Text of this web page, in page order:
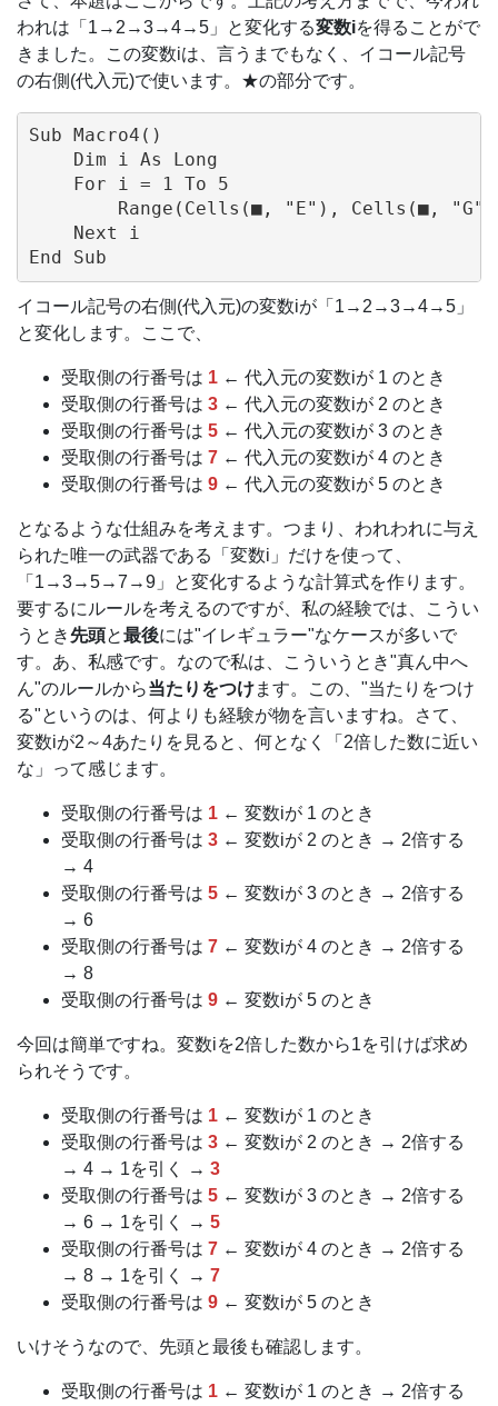
われは「1→2→3→4→5」と変化する変数iを得ることがで
きました。この変数iは、言うまでもなく、イコール記号
の右側(代入元)で使います。★の部分です。
Sub Macro4()
    Dim i As Long
    For i = 1 To 5
Range(Cells(■, "E"), Cells(■,
    Next i
イコール記号の右側(代入元)の変数iが「1→2→3→4→5」
と変化します。ここで、
受取側の行番号は 1 ← 代入元の変数iが 1 のとき
受取側の行番号は 3 ← 代入元の変数iが 2 のとき
受取側の行番号は 5 ← 代入元の変数iが 3 のとき
受取側の行番号は 7 ← 代入元の変数iが 4 のとき
受取側の行番号は 9 ← 代入元の変数iが 5 のとき
となるような仕組みを考えます。つまり、われわれに与え
られた唯一の武器である「変数i」だけを使って、
「1→3→5→7→9」と変化するような計算式を作ります。
要するにルールを考えるのですが、私の経験では、こうい
うとき 先頭と最後には"イレギュラー"なケースが多いで
す。あ、私感です。なので私は、こういうとき"真ん中へ
ん"のルールから当たりをつけます。この、"当たりをつけ
る"というのは、何よりも経験が物を言いますね。さて、
変数iが2～4あたりを見ると、何となく「2倍した数に近い
な」って感じます。
受取側の行番号は 1 ← 変数iが 1 のとき
受取側の行番号は 3 ← 変数iが 2 のとき → 2倍する
→ 4
受取側の行番号は 5 ← 変数iが 3 のとき → 2倍する
→ 6
受取側の行番号は 7 ← 変数iが 4 のとき → 2倍する
→ 8
受取側の行番号は 9 ← 変数iが 5 のとき
今回は簡単ですね。変数iを2倍した数から1を引けば求め
られそうです。
受取側の行番号は 1 ← 変数iが 1 のとき
受取側の行番号は 3 ← 変数iが 2 のとき → 2倍する
→ 4 → 1を引く → 3
受取側の行番号は 5 ← 変数iが 3 のとき → 2倍する
→ 6 → 1を引く → 5
受取側の行番号は 7 ← 変数iが 4 のとき → 2倍する
→ 8 → 1を引く → 7
受取側の行番号は 9 ← 変数iが 5 のとき
いけそうなので、先頭と最後も確認します。
受取側の行番号は 1 ← 変数iが 1 のとき → 2倍する